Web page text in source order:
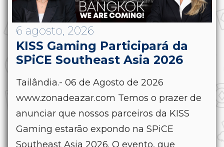
6 agosto, 2026
KISS Gaming Participará da
SPiCE Southeast Asia 2026
Tailândia.- 06 de Agosto de 2026
www.zonadeazar.com Temos o prazer de
anunciar que nossos parceiros da KISS
Gaming estarão expondo na SPiCE
Southeast Asia 2026. O evento, que